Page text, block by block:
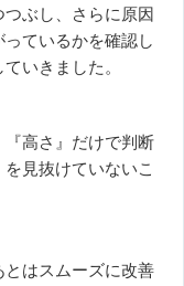
ぶし、さらに原因
ているかを確認し
いきました。
高さ』だけで判断
見抜けていないこ
とはスムーズに改善